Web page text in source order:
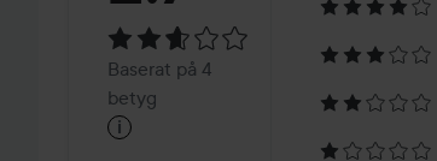
2.7Baserat
på
Baserat på 4
betyg
i